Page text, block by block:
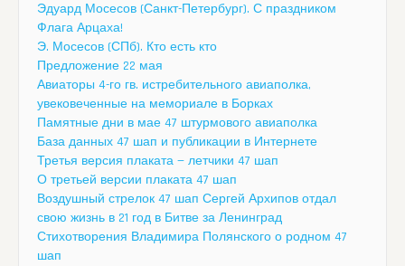
Эдуард Мосесов (Санкт-Петербург). С праздником
Флага Арцаха!
Э. Мосесов (СПб). Кто есть кто
Предложение 22 мая
Авиаторы 4-го гв. истребительного авиаполка,
увековеченные на мемориале в Борках
Памятные дни в мае 47 штурмового авиаполка
База данных 47 шап и публикации в Интернете
Третья версия плаката — летчики 47 шап
О третьей версии плаката 47 шап
Воздушный стрелок 47 шап Сергей Архипов отдал
свою жизнь в 21 год в Битве за Ленинград
Стихотворения Владимира Полянского о родном 47
шап